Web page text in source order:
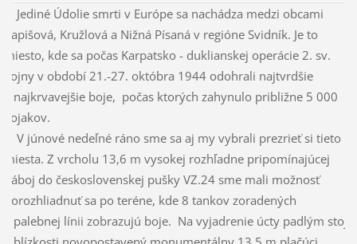
Jediné Údolie smrti v Európe sa nachádza medzi obcami
Kapišová, Kružlová a Nižná Písaná v regióne Svidník. Je to
miesto, kde sa počas Karpatsko - duklianskej operácie 2. sv.
vojny v období 21.-27. októbra 1944 odohrali najtvrdšie
a najkrvavejšie boje, počas ktorých zahynulo približne 5 000
vojakov.
V júnové nedeľné ráno sme sa aj my vybrali prezrieť si tieto
miesta. Z vrcholu 13,6 m vysokej rozhľadne pripomínajúcej
náboj do československej pušky VZ.24 sme mali možnosť
porozhliadnuť sa po teréne, kde 8 tankov zoradených
v palebnej línii zobrazujú boje. Na vyjadrenie úcty padlým stojí